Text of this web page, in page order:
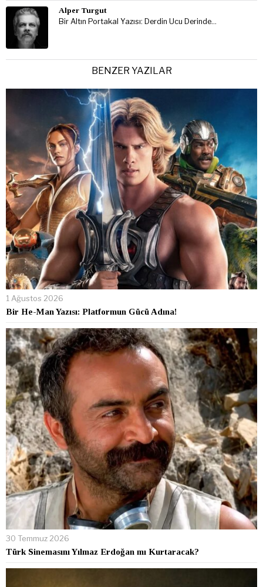
Alper Turgut
Bir Altın Portakal Yazısı: Derdin Ucu Derinde…
BENZER YAZILAR
1 Ağustos 2026
Bir He-Man Yazısı: Platformun Gücü Adına!
30 Temmuz 2026
Türk Sinemasını Yılmaz Erdoğan mı Kurtaracak?